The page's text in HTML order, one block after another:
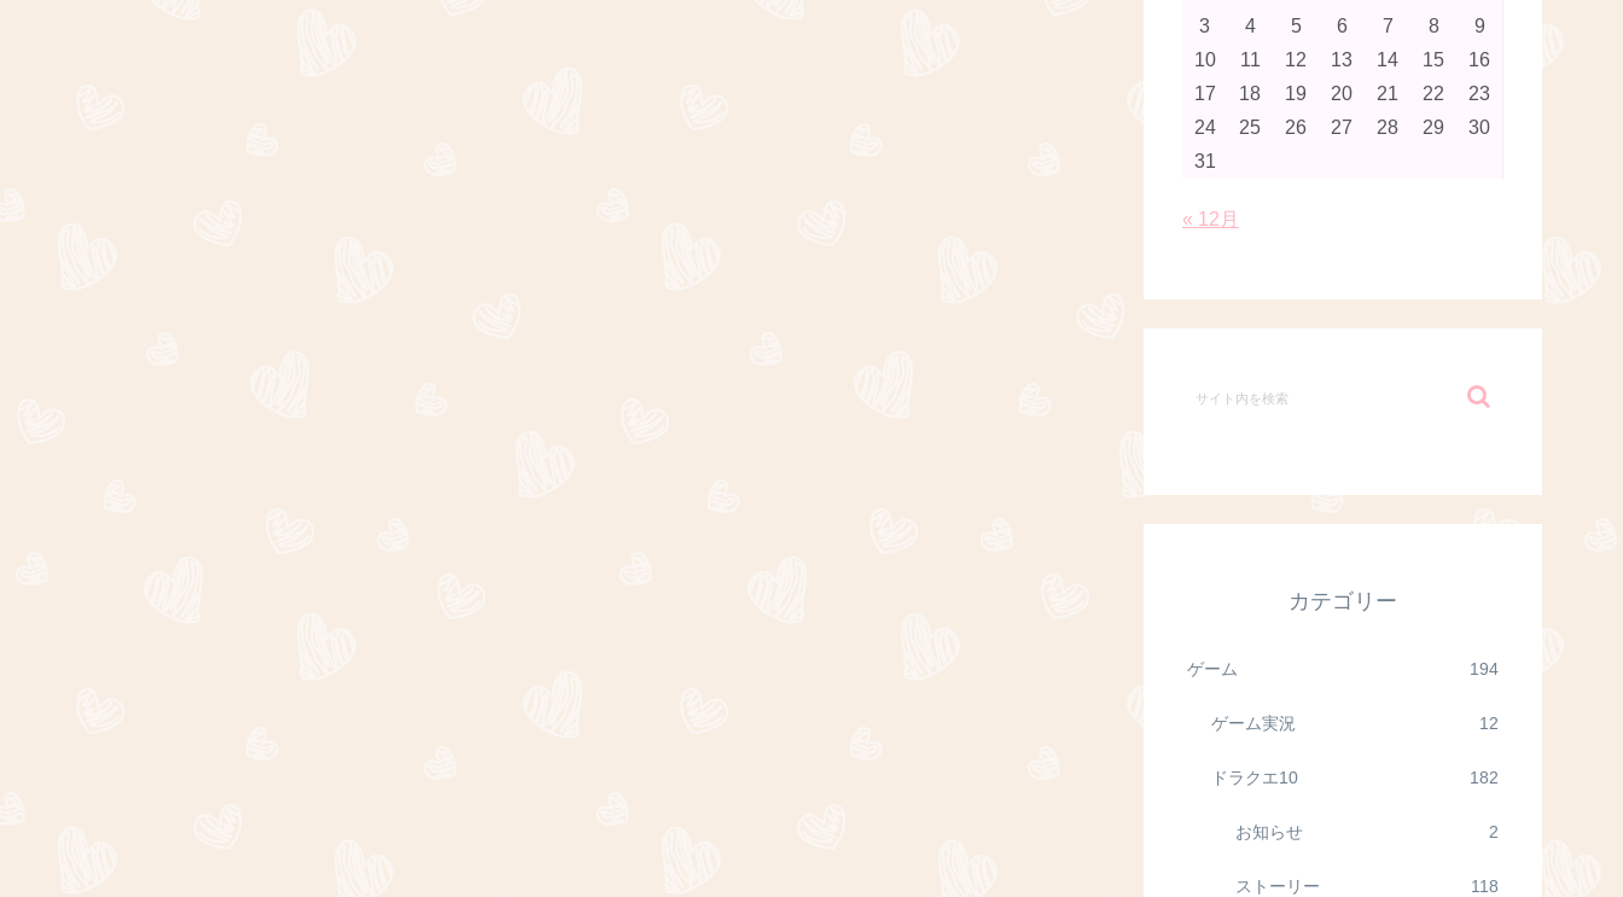
3
4 5 6 7 8
9
10
11 12 13 14 15
16
17
18 19 20 21 22
23
24
25 26 27 28 29
30
31
« 12月
カテゴリー
ゲーム 194
ゲーム実況 12
ドラクエ10 182
お知らせ 2
ストーリー 118